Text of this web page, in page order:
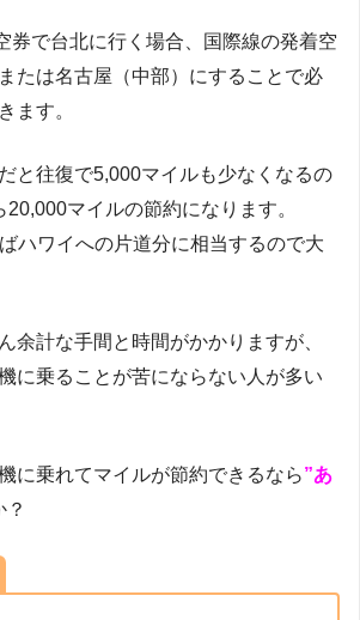
券で台北に行く場合、国際線の発着空
たは名古屋（中部）にすることで必
ます。
と往復で5,000マイルも少なくなるの
マイルの節約になります。
ハワイへの片道分に相当するので大
余計な手間と時間がかかりますが、
に乗ることが苦にならない人が多い
に乗れてマイルが節約できるなら”あ
？